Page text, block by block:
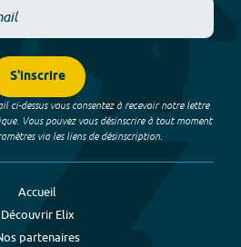
S'inscrire
ci-dessus vous consentez à recevoir notre lettre
Vous pouvez vous désinscrire à tout moment
via les liens de désinscription.
Accueil
Découvrir Elix
partenaires